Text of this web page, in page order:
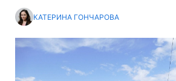
КАТЕРИНА ГОНЧАРОВА